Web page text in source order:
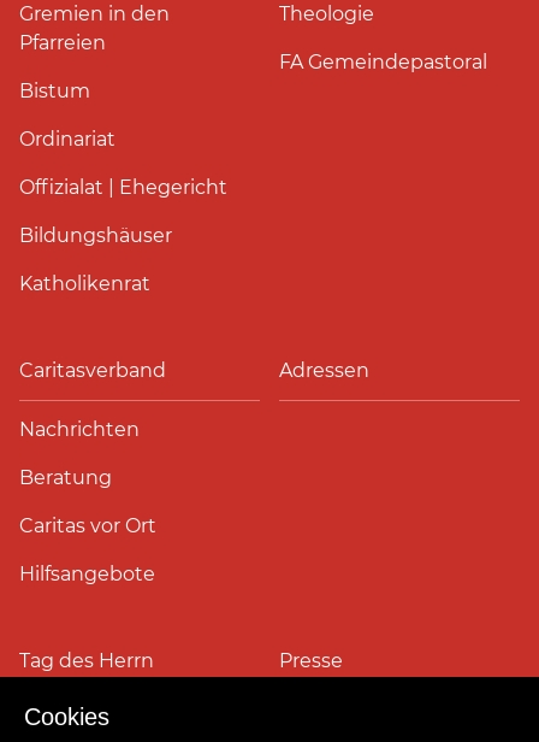
Cookies
Gremien in den
Pfarreien
Bistum
Ordinariat
Offizialat | Ehegericht
Bildungshäuser
Katholikenrat
Theologie
FA Gemeindepastoral
Caritasverband
Nachrichten
Beratung
Caritas vor Ort
Hilfsangebote
Adressen
Tag des Herrn Presse